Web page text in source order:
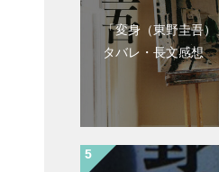
「変身（東野圭吾
タバレ・長文感想